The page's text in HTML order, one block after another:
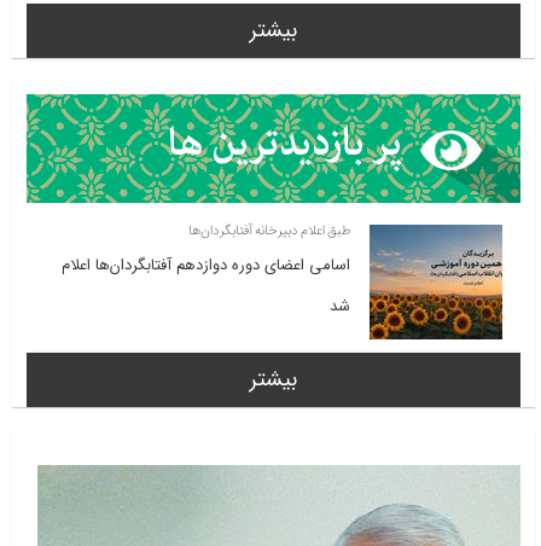
بیشتر
طبق اعلام دبیرخانه آفتابگردان‌ها
اسامی اعضای دوره دوازدهم آفتابگردان‌ها اعلام
شد
بیشتر